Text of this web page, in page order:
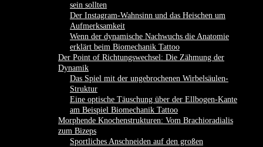
sein sollten
Der Instagram-Wahnsinn und das Heischen um
Aufmerksamkeit
Wenn der dynamische Nachwuchs die Anatomie
erklärt beim Biomechanik Tattoo
Der Point of Richtungswechsel: Die Zähmung der
Dynamik
Das Spiel mit der ungebrochenen Wirbelsäulen-
Struktur
Eine optische Täuschung über der Ellbogen-Kante
am Beispiel Biomechanik Tattoo
Morphende Knochenstrukturen: Vom Brachioradialis
zum Bizeps
Sportliches Anschneiden auf den großen